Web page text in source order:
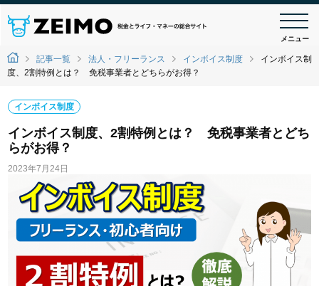
メニュー
記事一覧 法人・フリーランス インボイス制度
インボイス制
度、2割特例とは？ 免税事業者とどちらがお得？
インボイス制度
インボイス制度、2割特例とは？ 免税事業者とどち
らがお得？
2023年7月24日